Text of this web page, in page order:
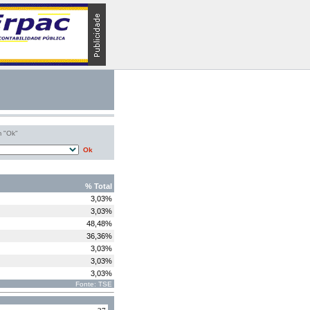
"Ok"
Ok
% Total
3,03%
3,03%
48,48%
36,36%
3,03%
3,03%
3,03%
Fonte: TSE